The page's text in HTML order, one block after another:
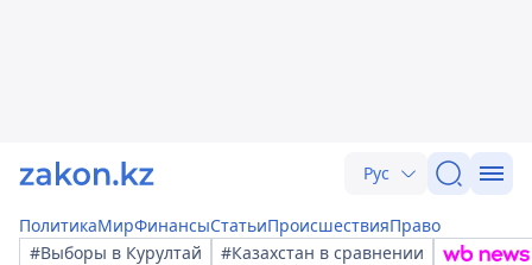
Рус
ПолитикаМирФинансыСтатьиПроисшествияПраво
#Выборы в Курултай
#Казахстан в сравнении